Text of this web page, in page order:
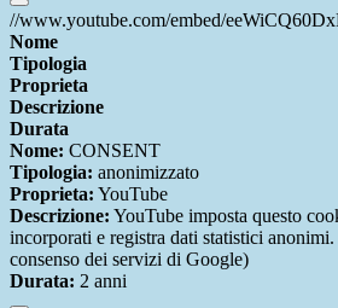
//www.youtube.com/embed/
Nome
Tipologia
Proprieta
Descrizione
Durata
Nome: CONSENT
Tipologia: anonimizzato
Proprieta: YouTube
Descrizione: YouTube imposta questo
incorporati e registra dati statistici
consenso dei servizi di Google)
Durata: 2 anni